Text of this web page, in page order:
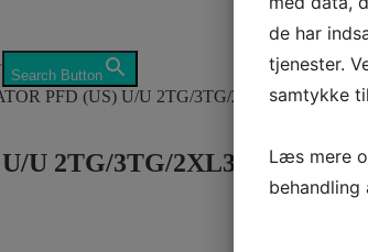
Search Button
PFD (US) U/U 2TG/3TG/2XL3XL
U 2TG/3TG/2XL3XL
de har
tjenester.
samtykke
Læs mere
behandling